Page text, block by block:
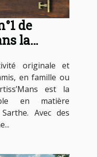
de
la
originale et
en famille ou
est la
en matière
Avec des